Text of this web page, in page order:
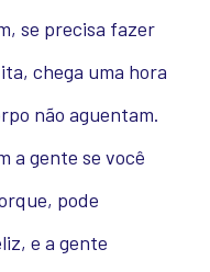
se precisa fazer
chega uma hora
não aguentam.
a gente se você
pode
e a gente